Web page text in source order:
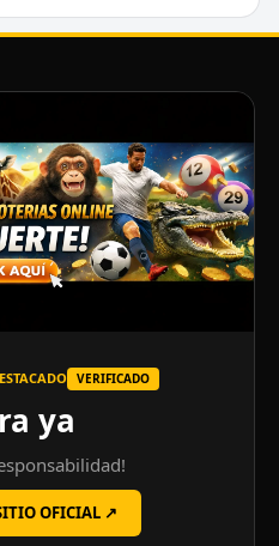
VERIFICADO
ya
OFICIAL ↗